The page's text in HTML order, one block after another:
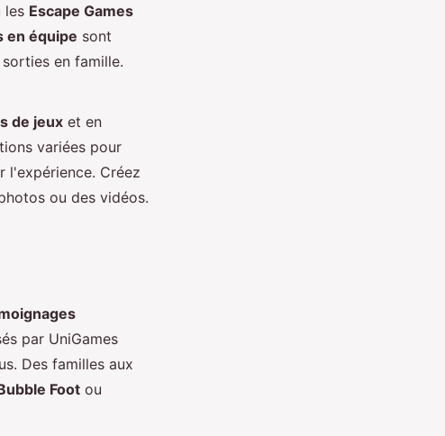
les Escape Games
en équipe sont
en famille.
de jeux et en
variées pour
l'expérience. Créez
ou des vidéos.
par UniGames
Des familles aux
Foot ou